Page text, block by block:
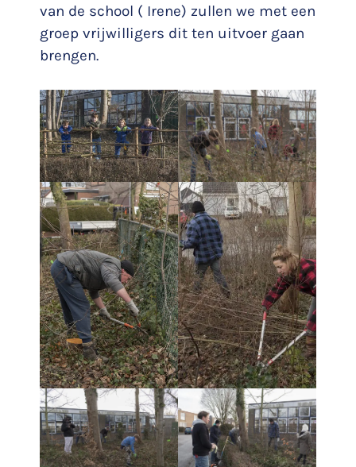
van de school ( Irene) zullen we met een
groep vrijwilligers dit ten uitvoer gaan
brengen.